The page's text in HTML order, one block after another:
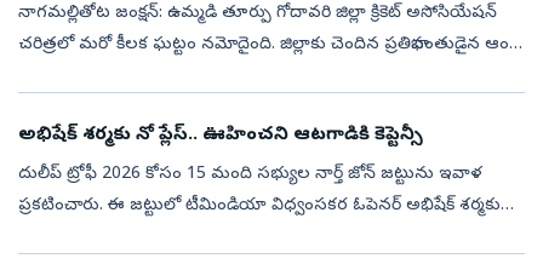
నాగమల్లితోట జంక్షన్‌: ఉమ్మడి తూర్పు గోదావరి జిల్లా క్రికెట్‌ అసోసియేషన్‌
చరిత్రలో మరో కీలక ఘట్టం నమోదైంది. జిల్లాకు చెందిన ప్రతిభావంతుడైన ఆంధ్ర
అభిషేక్‌ శర్మకు నో ప్లేస్‌.. ఊహించని ఆటగాడికి కెప్టెన్సీ
దులీప్‌ ట్రోఫీ 2026 కోసం 15 మంది సభ్యుల నార్త్‌ జోన్‌ జట్టును ఇవాళ
ప్రకటించారు. ఈ జట్టులో టీమిండియా విధ్వంసకర ఓపెనర్‌ అభిషేక్‌ శర్మకు